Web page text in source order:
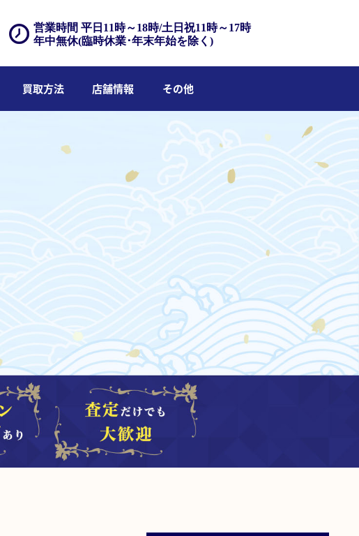
営業時間 平日11時～18時/土日祝11時～17時
年中無休(臨時休業･年末年始を除く)
買取方法 店舗情報 その他